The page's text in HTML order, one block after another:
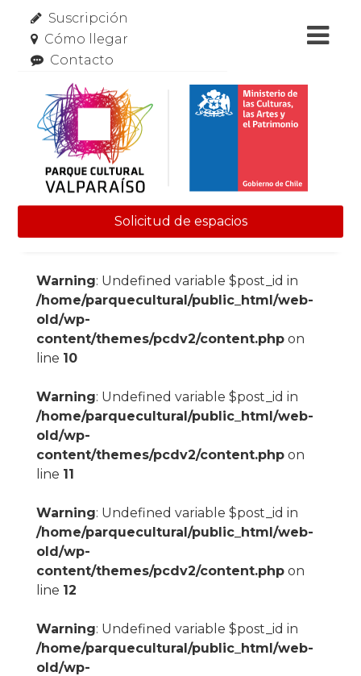
Suscripción
Cómo llegar
Contacto
Solicitud de espacios
Warning: Undefined variable $post_id in
/home/parquecultural/public_html/web-
old/wp-
content/themes/pcdv2/content.phpon
line 10
Warning: Undefined variable $post_id in
/home/parquecultural/public_html/web-
old/wp-
content/themes/pcdv2/content.phpon
line 11
Warning: Undefined variable $post_id in
/home/parquecultural/public_html/web-
old/wp-
content/themes/pcdv2/content.phpon
line 12
Warning: Undefined variable $post_id in
/home/parquecultural/public_html/web-
old/wp-